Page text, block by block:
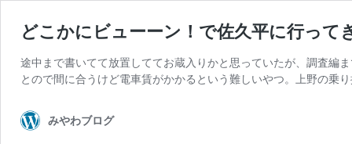
どこかにビューーン！で佐久平に行って
途中まで書いてて放置しててお蔵入りかと思っていたが、調査編
とので間に合うけど電車賃がかかるという難しいやつ。上野の乗
みやわブログ